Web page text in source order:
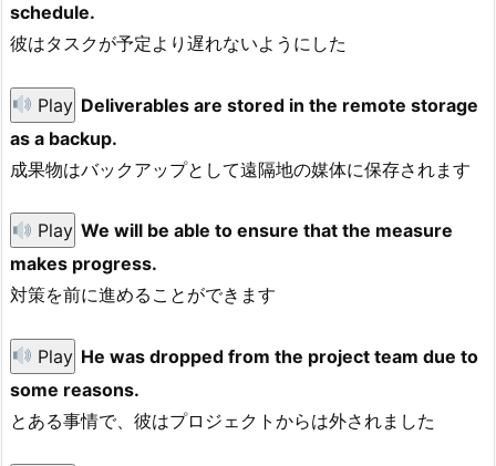
schedule.
彼はタスクが予定より遅れないようにした
Play Deliverables are stored in the remote storage
as a backup.
成果物はバックアップとして遠隔地の媒体に保存されます
Play We will be able to ensure that the measure
makes progress.
対策を前に進めることができます
Play He was dropped from the project team due to
some reasons.
とある事情で、彼はプロジェクトからは外されました